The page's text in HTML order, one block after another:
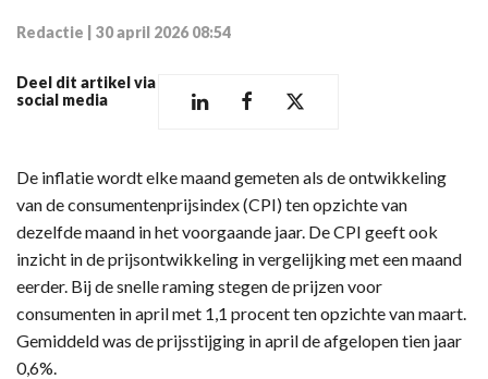
Redactie 30 april 2026 08:54
Deel dit artikel via
social media
De inflatie wordt elke maand gemeten als de ontwikkeling
van de consumentenprijsindex (CPI) ten opzichte van
dezelfde maand in het voorgaande jaar. De CPI geeft ook
inzicht in de prijsontwikkeling in vergelijking met een maand
eerder. Bij de snelle raming stegen de prijzen voor
consumenten in april met 1,1 procent ten opzichte van maart.
Gemiddeld was de prijsstijging in april de afgelopen tien jaar
0,6%.